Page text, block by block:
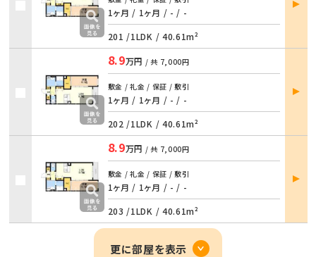
1ヶ月 / 1ヶ月 / - / -
201 /1LDK / 40.61m²
詳細
8.9万円 / 共 7,000円
敷金 / 礼金 / 保証 / 敷引
1ヶ月 / 1ヶ月 / - / -
202 /1LDK / 40.61m²
部屋
詳細
8.9万円 / 共 7,000円
敷金 / 礼金 / 保証 / 敷引
1ヶ月 / 1ヶ月 / - / -
203 /1LDK / 40.61m²
部屋
詳細
更に部屋を表示